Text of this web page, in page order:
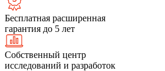
Бесплатная расширенная
гарантия до 5 лет
Собственный центр
исследований и разработок